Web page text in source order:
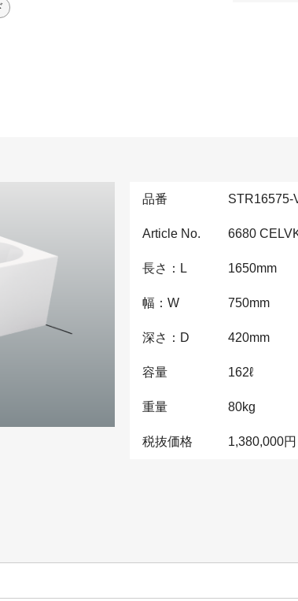
品番 STR16575-
Article No. 6680
長さ：L 1650mm
幅：W 750mm
深さ：D 420mm
容量 162ℓ
重量 80kg
税抜価格 1,380,000円